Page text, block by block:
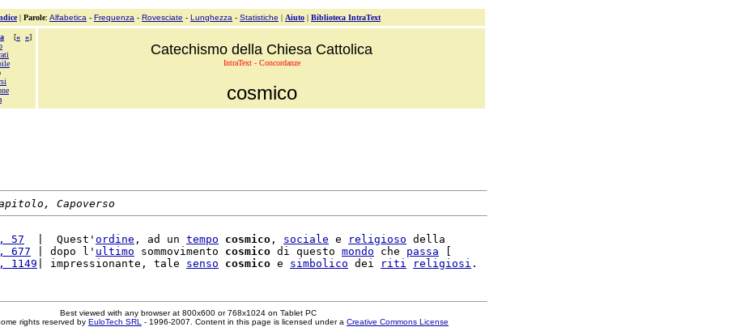
| Parole: Alfabetica - Frequenza - Rovesciate - Lunghezza - Statistiche | Aiuto | Biblioteca IntraText
[« »]
Catechismo della Chiesa Cattolica
IntraText - Concordanze
cosmico
Capoverso
57
  |  Quest'
ordine , ad un tempo cosmico , sociale e religioso della
677
| dopo l' ultimo sommovimento cosmico di questo mondo che passa
1149
| impressionante, tale senso cosmico e simbolico dei riti religiosi
Best viewed with any browser at 800x600 or 768x1024 on Tablet PC
rights reserved by EuloTech SRL - 1996-2007. Content in this page is licensed under a Creative Commons License